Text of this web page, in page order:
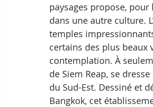
paysages propose,
dans une autre culture.
temples
certains des plus beaux
contemplation. À
de Siem Reap, se
du Sud-Est. Dessiné et
Bangkok, cet